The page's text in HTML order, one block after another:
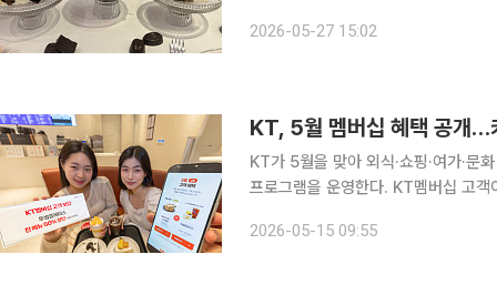
리즈로 ‘떠먹는 초코크런치 아박’과 ‘
2026-05-27 15:02
KT, 5월 멤버십 혜택 공개…
KT가 5월을 맞아 외식·쇼핑·여가·문
프로그램을 운영한다. KT멤버십 고
한다고 밝혔다. KT멤버십 고객은 △
2026-05-15 09:55